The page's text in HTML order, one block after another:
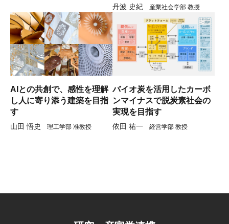
丹波 史紀 産業社会学部 教授
AIとの共創で、感性を理解
し人に寄り添う建築を目指
す
山田 悟史 理工学部 准教授
バイオ炭を活用したカーボ
ンマイナスで脱炭素社会の
実現を目指す
依田 祐一 経営学部 教授